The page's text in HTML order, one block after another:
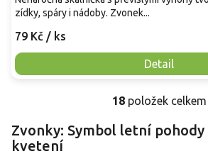
79 Kč / ks
Detail
zídky, spáry i nádoby. Zvonek...
O
l
18položek celkem
Zvonky: Symbol letní pohody
kvetení